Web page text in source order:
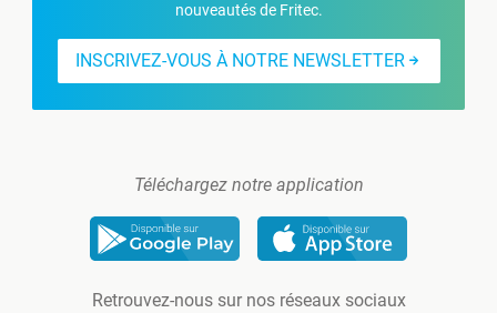
nouveautés de Fritec.
INSCRIVEZ-VOUS À NOTRE NEWSLETTER
Téléchargez notre application
Retrouvez-nous sur nos réseaux sociaux